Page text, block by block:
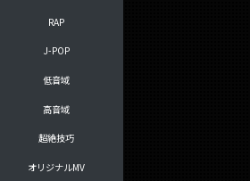
RAP
J-POP
低音域
高音域
超絶技巧
オリジナルMV